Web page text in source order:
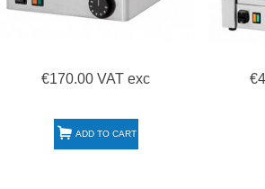
€170.00 VAT exc
ADD TO CART